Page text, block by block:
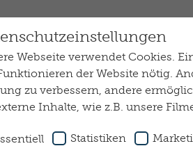
Webseite verwendet Cookies.
der Website nötig.
zu verbessern, andere
Inhalte, wie z.B. unsere
Statistiken
WIR VOR ORT